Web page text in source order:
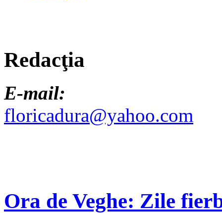
Redacţia
E-mail:
floricadura@yahoo.com
Ora de Veghe: Zile